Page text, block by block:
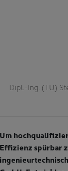
Dipl.-Ing. (TU)
Um
Effizienz spürbar